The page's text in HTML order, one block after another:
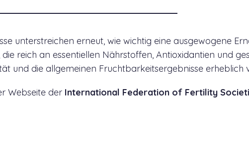
unterstreichen erneut, wie wichtig eine ausgewogene
reich an essentiellen Nährstoffen, Antioxidantien und
und die allgemeinen Fruchtbarkeitsergebnisse erheblich
Webseite der International Federation of Fertility